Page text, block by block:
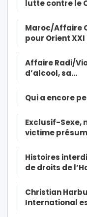
lutte contre le
Maroc/Affaire
pour Orient XXI
Affaire Radi/
d’alcool, sa…
Qui a encore
Exclusif-Sexe,
victime
Histoires
de droits de
Christian
International